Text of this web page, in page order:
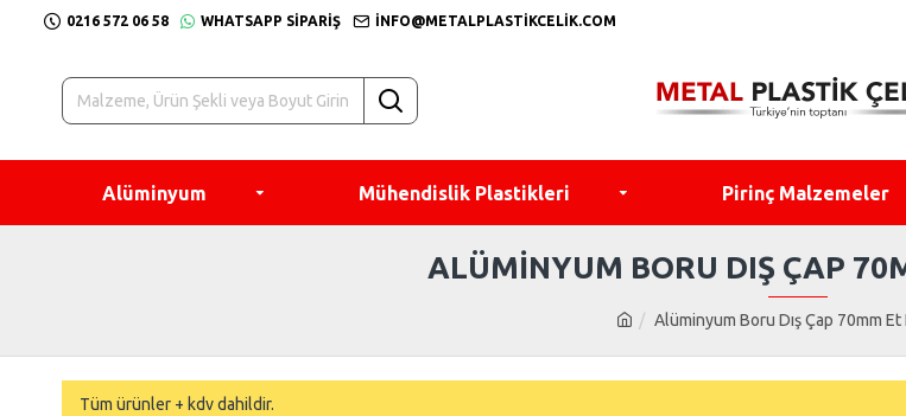
0216 572 06 58 WHATSAPP SIPARIŞ INFO@METALPLASTIKCELIK.COM
Alüminyum Mühendislik Plastikleri Pirinç Malzemeler
Alüminyum Boru Dış Çap 70mm Et
ALÜMINYUM BORU DIŞ ÇAP
Tüm ürünler + kdv dahildir.